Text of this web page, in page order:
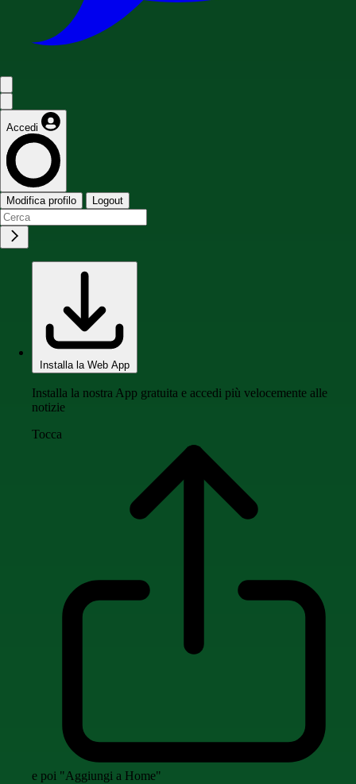
Accedi
Modifica profilo Logout
Installa la Web App
Installa la nostra App gratuita e accedi più velocemente alle
notizie
Tocca
e poi "Aggiungi a Home"